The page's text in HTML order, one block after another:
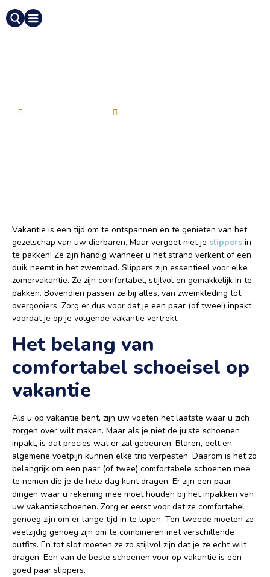
Vakantie is een tijd om te ontspannen en te genieten van het
gezelschap van uw dierbaren. Maar vergeet niet je slippers in
te pakken! Ze zijn handig wanneer u het strand verkent of een
duik neemt in het zwembad. Slippers zijn essentieel voor elke
zomervakantie. Ze zijn comfortabel, stijlvol en gemakkelijk in te
pakken. Bovendien passen ze bij alles, van zwemkleding tot
overgooiers. Zorg er dus voor dat je een paar (of twee!) inpakt
voordat je op je volgende vakantie vertrekt.
Het belang van
comfortabel schoeisel op
vakantie
Als u op vakantie bent, zijn uw voeten het laatste waar u zich
zorgen over wilt maken. Maar als je niet de juiste schoenen
inpakt, is dat precies wat er zal gebeuren. Blaren, eelt en
algemene voetpijn kunnen elke trip verpesten. Daarom is het zo
belangrijk om een paar (of twee) comfortabele schoenen mee
te nemen die je de hele dag kunt dragen. Er zijn een paar
dingen waar u rekening mee moet houden bij het inpakken van
uw vakantieschoenen. Zorg er eerst voor dat ze comfortabel
genoeg zijn om er lange tijd in te lopen. Ten tweede moeten ze
veelzijdig genoeg zijn om te combineren met verschillende
outfits. En tot slot moeten ze zo stijlvol zijn dat je ze echt wilt
dragen. Een van de beste schoenen voor op vakantie is een
goed paar slippers.